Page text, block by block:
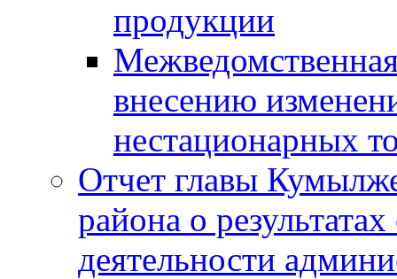
продукции
внесению
нестационарных
Отчет главы
района о
деятельности